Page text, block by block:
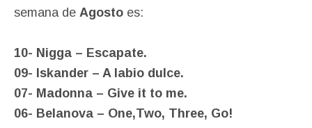
semana de Agosto es:
10- Nigga – Escapate.
09- Iskander – A labio dulce.
07- Madonna – Give it to me.
06- Belanova – One,Two, Three, Go!